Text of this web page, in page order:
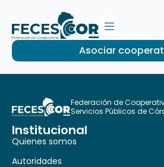
Asociar
Federación de
Servicios Públicos de
Institucional
Quienes somos
Autoridades